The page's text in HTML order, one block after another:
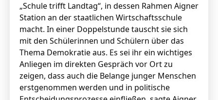
„Schule trifft Landtag“, in dessen Rahmen Aigner
Station an der staatlichen Wirtschaftsschule
macht. In einer Doppelstunde tauscht sie sich
mit den Schülerinnen und Schülern über das
Thema Demokratie aus. Es sei ihr ein wichtiges
Anliegen im direkten Gespräch vor Ort zu
zeigen, dass auch die Belange junger Menschen
erstgenommen werden und in politische